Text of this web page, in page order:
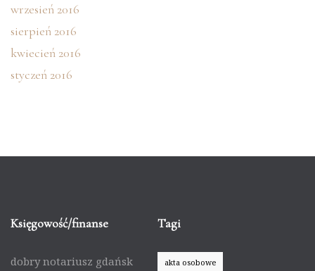
wrzesień 2016
sierpień 2016
kwiecień 2016
styczeń 2016
Księgowość/finanse
dobry notariusz gdańsk
Tagi
akta osobowe